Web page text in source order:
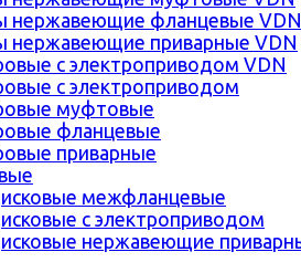
нержавеющие фланцевые VDN
нержавеющие приварные VDN
с электроприводом VDN
с электроприводом
муфтовые
фланцевые
приварные
межфланцевые
с электроприводом
нержавеющие